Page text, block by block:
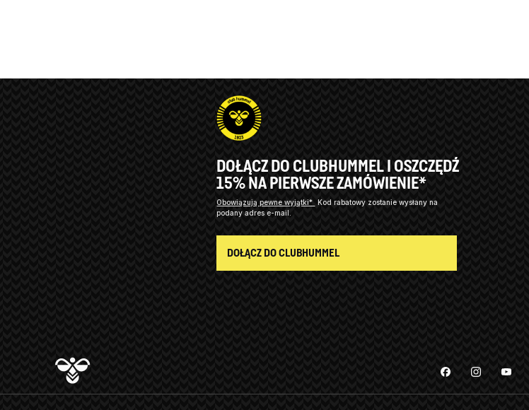
DOŁĄCZ DO CLUBHUMMEL I OSZCZĘDŹ
15% NA PIERWSZE ZAMÓWIENIE*
Obowiązują pewne wyjątki*
Kod rabatowy zostanie wysłany na
podany adres e-mail.
DOŁĄCZ DO CLUBHUMMEL